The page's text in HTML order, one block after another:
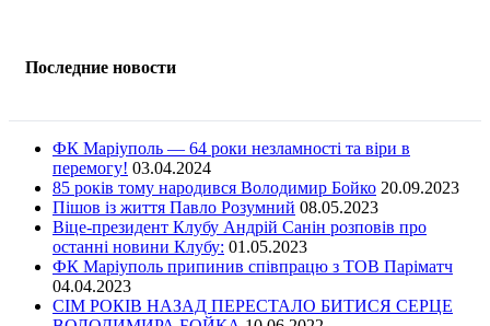
Последние новости
ФК Маріуполь — 64 роки незламності та віри в
перемогу! 03.04.2024
85 років тому народився Володимир Бойко 20.09.2023
Пішов із життя Павло Розумний 08.05.2023
Віце-президент Клубу Андрій Санін розповів про
останні новини Клубу: 01.05.2023
ФК Маріуполь припинив співпрацю з ТОВ Паріматч
04.04.2023
СІМ РОКІВ НАЗАД ПЕРЕСТАЛО БИТИСЯ СЕРЦЕ